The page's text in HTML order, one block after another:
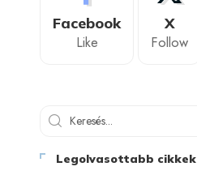
Facebook
Like
X
Follow
Legolvasottabb cikkek